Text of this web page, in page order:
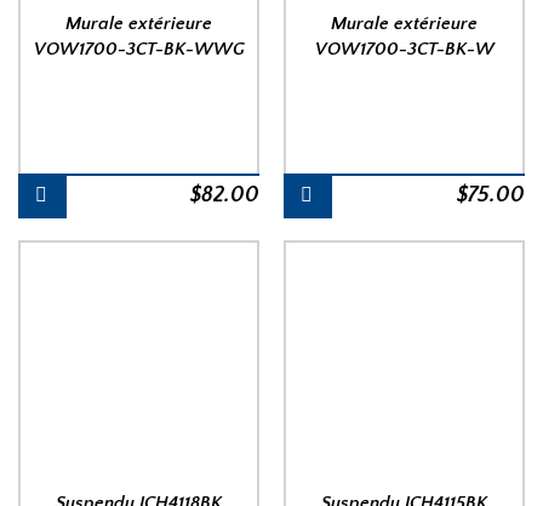
Murale extérieure
VOW1700-3CT-BK-WWG
$82.00
Murale extérieure
VOW1700-3CT-BK-W
$75.00